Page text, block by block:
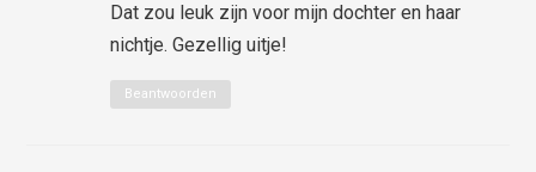
Dat zou leuk zijn voor mijn dochter en haar
nichtje. Gezellig uitje!
Beantwoorden